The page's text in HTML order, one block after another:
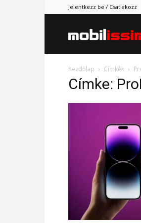
Jelentkezz be / Csatlakozz
Kezdőlap Címkék
Címke: